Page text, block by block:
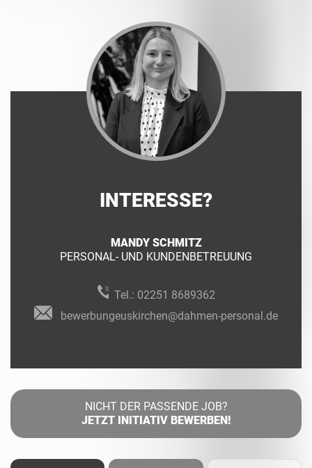
INTERESSE?
MANDY SCHMITZ
PERSONAL- UND KUNDENBETREUUNG
Tel.: 02251 8689362
bewerbungeuskirchen@dahmen-personal.de
NICHT DER PASSENDE JOB?
JETZT INITIATIV BEWERBEN!